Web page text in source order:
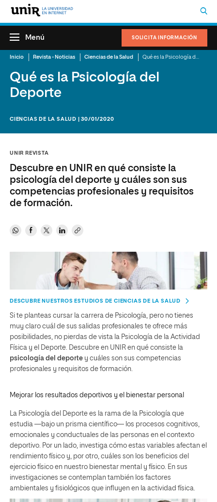
SOLICITA INFORMACIÓN
Menú
Inicio Revista - Noticias Ciencias de la Salud
Qué es la Psicología del
Deporte
CIENCIAS DE LA SALUD | 30/01/2020
UNIR REVISTA
Descubre en UNIR en qué consiste la
psicología del deporte y cuáles son sus
competencias profesionales y requisitos
de formación.
DESCUBRE NUESTROS ESTUDIOS DE CIENCIAS DE LA SALUD
Si te planteas cursar la carrera de Psicología, pero no tienes
muy claro cuál de sus salidas profesionales te ofrece más
posibilidades, no pierdas de vista la Psicología de la Actividad
Física y el Deporte. Descubre en UNIR en qué consiste la
psicología del deporte y cuáles son sus competencias
profesionales y requisitos de formación.
Mejorar los resultados deportivos y el bienestar personal
La Psicología del Deporte es la rama de la Psicología que
estudia —bajo un prisma científico— los procesos cognitivos,
emocionales y conductuales de las personas en el contexto
deportivo. Por un lado, investiga cómo estas variables afectan el
rendimiento físico y, por otro, cuáles son los beneficios del
ejercicio físico en nuestro bienestar mental y físico. En sus
investigaciones se contemplan también los factores
ambientales y fisiológicos que influyen en la actividad física.